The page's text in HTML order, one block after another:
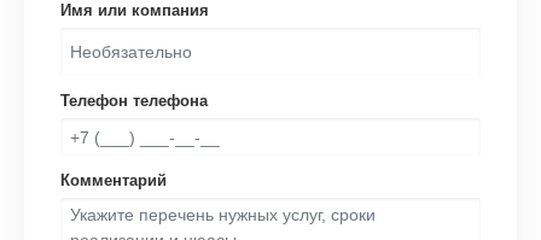
Имя или компания
Телефон телефона
Комментарий